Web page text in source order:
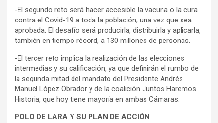
-El segundo reto será hacer accesible la vacuna o la cura
contra el Covid-19 a toda la población, una vez que sea
aprobada. El desafío será producirla, distribuirla y aplicarla,
también en tiempo récord, a 130 millones de personas.
-El tercer reto implica la realización de las elecciones
intermedias y su calificación, ya que definirán el rumbo de
la segunda mitad del mandato del Presidente Andrés
Manuel López Obrador y de la coalición Juntos Haremos
Historia, que hoy tiene mayoría en ambas Cámaras.
POLO DE LARA Y SU PLAN DE ACCIÓN